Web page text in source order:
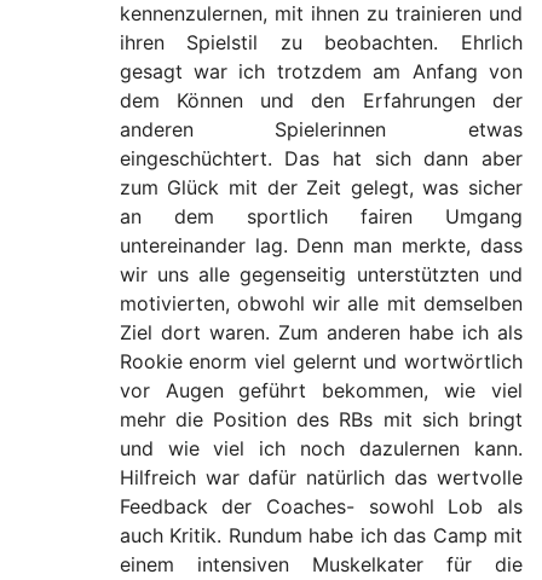
kennenzulernen, mit ihnen zu trainieren und
ihren Spielstil zu beobachten. Ehrlich
gesagt war ich trotzdem am Anfang von
dem Können und den Erfahrungen der
anderen Spielerinnen etwas
eingeschüchtert. Das hat sich dann aber
zum Glück mit der Zeit gelegt, was sicher
an dem sportlich fairen Umgang
untereinander lag. Denn man merkte, dass
wir uns alle gegenseitig unterstützten und
motivierten, obwohl wir alle mit demselben
Ziel dort waren. Zum anderen habe ich als
Rookie enorm viel gelernt und wortwörtlich
vor Augen geführt bekommen, wie viel
mehr die Position des RBs mit sich bringt
und wie viel ich noch dazulernen kann.
Hilfreich war dafür natürlich das wertvolle
Feedback der Coaches- sowohl Lob als
auch Kritik. Rundum habe ich das Camp mit
einem intensiven Muskelkater für die